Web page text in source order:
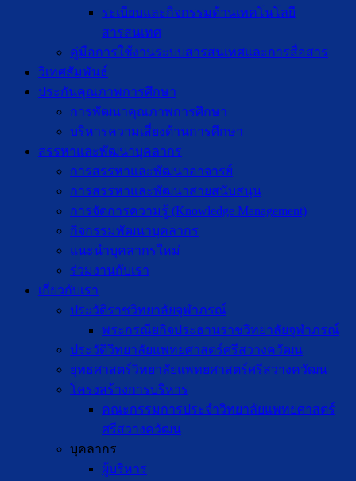
ระเบียบและกิจกรรมด้านเทคโนโลยี
สารสนเทศ
คู่มือการใช้งานระบบสารสนเทศและการสื่อสาร
วิเทศสัมพันธ์
ประกันคุณภาพการศึกษา
การพัฒนาคุณภาพการศึกษา
บริหารความเสี่ยงด้านการศึกษา
สรรหาและพัฒนาบุคลากร
การสรรหาและพัฒนาอาจารย์
การสรรหาและพัฒนาสายสนับสนุน
การจัดการความรู้ (Knowledge Management)
กิจกรรมพัฒนาบุคลากร
แนะนำบุคลากรใหม่
ร่วมงานกับเรา
เกี่ยวกับเรา
ประวัติราชวิทยาลัยจุฬาภรณ์
พระกรณียกิจประธานราชวิทยาลัยจุฬาภรณ์
ประวัติวิทยาลัยแพทยศาสตร์ศรีสวางควัฒน
ยุทธศาสตร์วิทยาลัยแพทยศาสตร์ศรีสวางควัฒน
โครงสร้างการบริหาร
คณะกรรมการประจำวิทยาลัยแพทยศาสตร์
ศรีสวางควัฒน
บุคลากร
ผู้บริหาร